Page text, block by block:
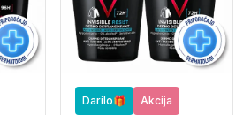
Darilo🎁 Akcija